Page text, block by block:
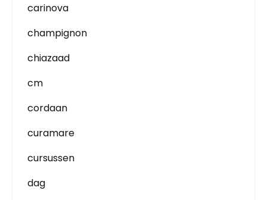
carinova
champignon
chiazaad
cm
cordaan
curamare
cursussen
dag